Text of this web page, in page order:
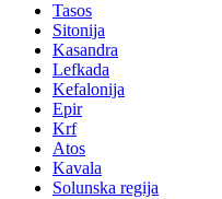
Tasos
Sitonija
Kasandra
Lefkada
Kefalonija
Epir
Krf
Atos
Kavala
Solunska regija